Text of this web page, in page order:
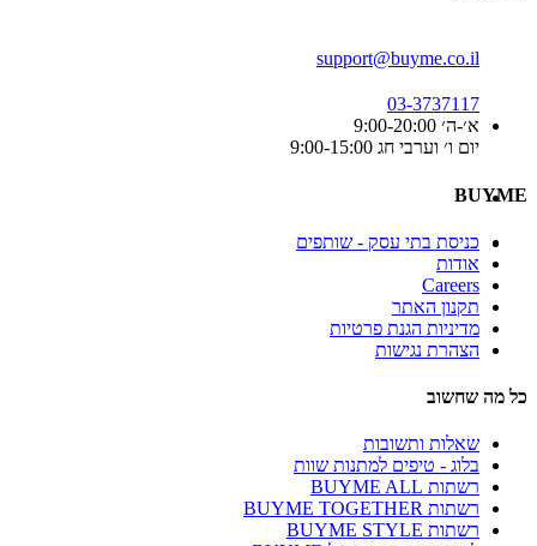
support@buyme.co.il
03-3737117
א׳-ה׳ 9:00-20:00
יום ו׳ וערבי חג 9:00-15:00
BUYME
כניסת בתי עסק - שותפים
אודות
Careers
תקנון האתר
מדיניות הגנת פרטיות
הצהרת נגישות
כל מה שחשוב
שאלות ותשובות
בלוג - טיפים למתנות שוות
רשתות BUYME ALL
רשתות BUYME TOGETHER
רשתות BUYME STYLE